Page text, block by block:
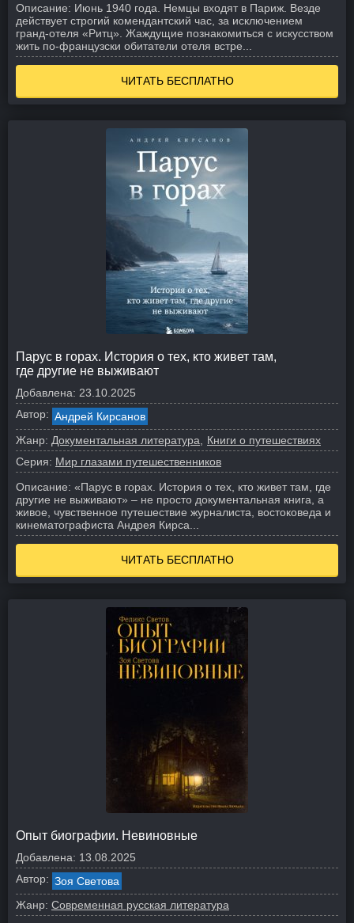
Описание: Июнь 1940 года. Немцы входят в Париж. Везде
действует строгий комендантский час, за исключением
гранд-отеля «Ритц». Жаждущие познакомиться с искусством
жить по-французски обитатели отеля встре...
ЧИТАТЬ БЕСПЛАТНО
Парус в горах. История о тех, кто живет там,
где другие не выживают
Добавлена: 23.10.2025
Автор: Андрей Кирсанов
Жанр: Документальная литература
Книги о путешествиях
Серия: Мир глазами путешественников
Описание: «Парус в горах. История о тех, кто живет там, где
другие не выживают» – не просто документальная книга, а
живое, чувственное путешествие журналиста, востоковеда и
кинематографиста Андрея Кирса...
ЧИТАТЬ БЕСПЛАТНО
Опыт биографии. Невиновные
Добавлена: 13.08.2025
Автор: Зоя Светова
Жанр: Современная русская литература